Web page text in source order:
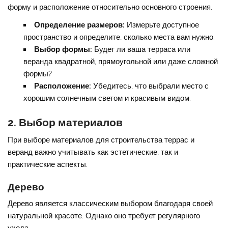
форму и расположение относительно основного строения.
Определение размеров: Измерьте доступное
пространство и определите, сколько места вам нужно.
Выбор формы: Будет ли ваша терраса или
веранда квадратной, прямоугольной или даже сложной
формы?
Расположение: Убедитесь, что выбрали место с
хорошим солнечным светом и красивым видом.
2. Выбор материалов
При выборе материалов для строительства террас и
веранд важно учитывать как эстетические, так и
практические аспекты.
Дерево
Дерево является классическим выбором благодаря своей
натуральной красоте. Однако оно требует регулярного